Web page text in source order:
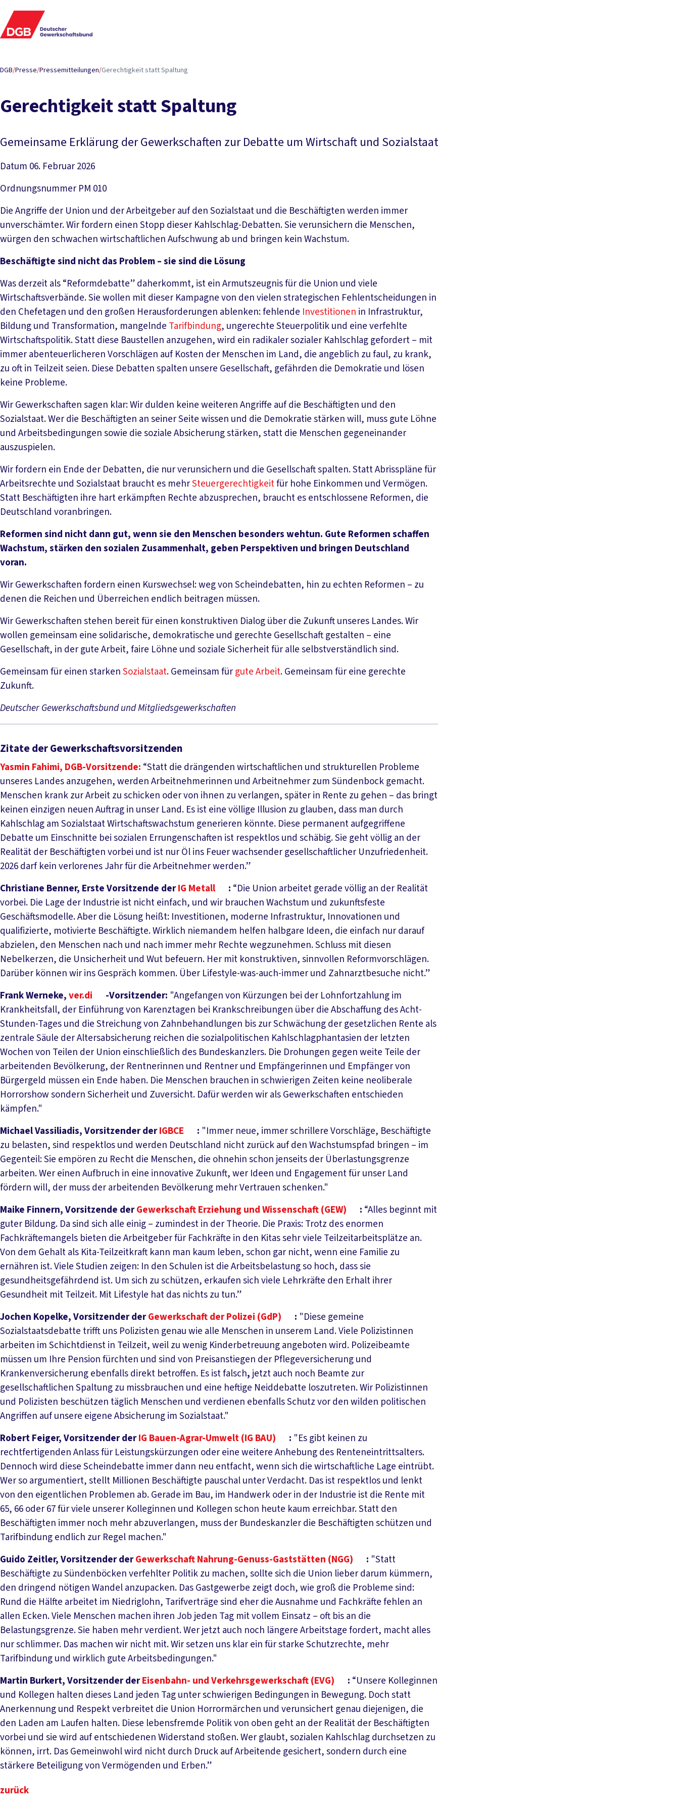
DGB/Presse/Pressemitteilungen/Gerechtigkeit statt Spaltung
Gerechtigkeit statt Spaltung
Gemeinsame Erklärung der Gewerkschaften zur Debatte um Wirtschaft und Sozialstaat
Datum 06. Februar 2026
Ordnungsnummer PM 010
Die Angriffe der Union und der Arbeitgeber auf den Sozialstaat und die Beschäftigten werden immer
unverschämter. Wir fordern einen Stopp dieser Kahlschlag-Debatten. Sie verunsichern die Menschen,
würgen den schwachen wirtschaftlichen Aufschwung ab und bringen kein Wachstum.
Beschäftigte sind nicht das Problem – sie sind die Lösung
Was derzeit als “Reformdebatte” daherkommt, ist ein Armutszeugnis für die Union und viele
Wirtschaftsverbände. Sie wollen mit dieser Kampagne von den vielen strategischen Fehlentscheidungen in
den Chefetagen und den großen Herausforderungen ablenken: fehlende Investitionen in Infrastruktur,
Bildung und Transformation, mangelnde Tarifbindung, ungerechte Steuerpolitik und eine verfehlte
Wirtschaftspolitik. Statt diese Baustellen anzugehen, wird ein radikaler sozialer Kahlschlag gefordert – mit
immer abenteuerlicheren Vorschlägen auf Kosten der Menschen im Land, die angeblich zu faul, zu krank,
zu oft in Teilzeit seien. Diese Debatten spalten unsere Gesellschaft, gefährden die Demokratie und lösen
keine Probleme.
Wir Gewerkschaften sagen klar: Wir dulden keine weiteren Angriffe auf die Beschäftigten und den
Sozialstaat. Wer die Beschäftigten an seiner Seite wissen und die Demokratie stärken will, muss gute Löhne
und Arbeitsbedingungen sowie die soziale Absicherung stärken, statt die Menschen gegeneinander
auszuspielen.
Wir fordern ein Ende der Debatten, die nur verunsichern und die Gesellschaft spalten. Statt Abrisspläne für
Arbeitsrechte und Sozialstaat braucht es mehrSteuergerechtigkeitfür hohe Einkommen und Vermögen.
Statt Beschäftigten ihre hart erkämpften Rechte abzusprechen, braucht es entschlossene Reformen, die
Deutschland voranbringen.
Reformen sind nicht dann gut, wenn sie den Menschen besonders wehtun. Gute Reformen schaffen
Wachstum, stärken den sozialen Zusammenhalt, geben Perspektiven und bringen Deutschland
voran.
Wir Gewerkschaften fordern einen Kurswechsel: weg von Scheindebatten, hin zu echten Reformen – zu
denen die Reichen und Überreichen endlich beitragen müssen.
Wir Gewerkschaften stehen bereit für einen konstruktiven Dialog über die Zukunft unseres Landes. Wir
wollen gemeinsam eine solidarische, demokratische und gerechte Gesellschaft gestalten – eine
Gesellschaft, in der gute Arbeit, faire Löhne und soziale Sicherheit für alle selbstverständlich sind.
Gemeinsam für einen starkenSozialstaat. Gemeinsam fürgute Arbeit. Gemeinsam für eine gerechte
Zukunft.
Deutscher Gewerkschaftsbund und Mitgliedsgewerkschaften
Zitate der Gewerkschaftsvorsitzenden
Yasmin Fahimi, DGB-Vorsitzende: “Statt die drängenden wirtschaftlichen und strukturellen Probleme
unseres Landes anzugehen, werden Arbeitnehmerinnen und Arbeitnehmer zum Sündenbock gemacht.
Menschen krank zur Arbeit zu schicken oder von ihnen zu verlangen, später in Rente zu gehen – das bringt
keinen einzigen neuen Auftrag in unser Land. Es ist eine völlige Illusion zu glauben, dass man durch
Kahlschlag am Sozialstaat Wirtschaftswachstum generieren könnte. Diese permanent aufgegriffene
Debatte um Einschnitte bei sozialen Errungenschaften ist respektlos und schäbig. Sie geht völlig an der
Realität der Beschäftigten vorbei und ist nur Öl ins Feuer wachsender gesellschaftlicher Unzufriedenheit.
2026 darf kein verlorenes Jahr für die Arbeitnehmer werden.”
Christiane Benner, Erste Vorsitzende derIG Metall : “Die Union arbeitet gerade völlig an der Realität
vorbei. Die Lage der Industrie ist nicht einfach, und wir brauchen Wachstum und zukunftsfeste
Geschäftsmodelle. Aber die Lösung heißt: Investitionen, moderne Infrastruktur, Innovationen und
qualifizierte, motivierte Beschäftigte. Wirklich niemandem helfen halbgare Ideen, die einfach nur darauf
abzielen, den Menschen nach und nach immer mehr Rechte wegzunehmen. Schluss mit diesen
Nebelkerzen, die Unsicherheit und Wut befeuern. Her mit konstruktiven, sinnvollen Reformvorschlägen.
Darüber können wir ins Gespräch kommen. Über Lifestyle-was-auch-immer und Zahnarztbesuche nicht.”
Frank Werneke,ver.di -Vorsitzender: "Angefangen von Kürzungen bei der Lohnfortzahlung im
Krankheitsfall, der Einführung von Karenztagen bei Krankschreibungen über die Abschaffung des Acht-
Stunden-Tages und die Streichung von Zahnbehandlungen bis zur Schwächung der gesetzlichen Rente als
zentrale Säule der Altersabsicherung reichen die sozialpolitischen Kahlschlagphantasien der letzten
Wochen von Teilen der Union einschließlich des Bundeskanzlers. Die Drohungen gegen weite Teile der
arbeitenden Bevölkerung, der Rentnerinnen und Rentner und Empfängerinnen und Empfänger von
Bürgergeld müssen ein Ende haben. Die Menschen brauchen in schwierigen Zeiten keine neoliberale
Horrorshow sondern Sicherheit und Zuversicht. Dafür werden wir als Gewerkschaften entschieden
kämpfen."
Michael Vassiliadis, Vorsitzender derIGBCE : "Immer neue, immer schrillere Vorschläge, Beschäftigte
zu belasten, sind respektlos und werden Deutschland nicht zurück auf den Wachstumspfad bringen – im
Gegenteil: Sie empören zu Recht die Menschen, die ohnehin schon jenseits der Überlastungsgrenze
arbeiten. Wer einen Aufbruch in eine innovative Zukunft, wer Ideen und Engagement für unser Land
fördern will, der muss der arbeitenden Bevölkerung mehr Vertrauen schenken."
Maike Finnern, Vorsitzende derGewerkschaft Erziehung und Wissenschaft (GEW) : “Alles beginnt mit
guter Bildung. Da sind sich alle einig – zumindest in der Theorie. Die Praxis: Trotz des enormen
Fachkräftemangels bieten die Arbeitgeber für Fachkräfte in den Kitas sehr viele Teilzeitarbeitsplätze an.
Von dem Gehalt als Kita-Teilzeitkraft kann man kaum leben, schon gar nicht, wenn eine Familie zu
ernähren ist. Viele Studien zeigen: In den Schulen ist die Arbeitsbelastung so hoch, dass sie
gesundheitsgefährdend ist. Um sich zu schützen, erkaufen sich viele Lehrkräfte den Erhalt ihrer
Gesundheit mit Teilzeit. Mit Lifestyle hat das nichts zu tun.”
Jochen Kopelke, Vorsitzender derGewerkschaft der Polizei (GdP) : "Diese gemeine
Sozialstaatsdebatte trifft uns Polizisten genau wie alle Menschen in unserem Land. Viele Polizistinnen
arbeiten im Schichtdienst in Teilzeit, weil zu wenig Kinderbetreuung angeboten wird. Polizeibeamte
müssen um Ihre Pension fürchten und sind von Preisanstiegen der Pflegeversicherung und
Krankenversicherung ebenfalls direkt betroffen. Es ist falsch,jetzt auch noch Beamte zur
gesellschaftlichen Spaltung zu missbrauchen und eine heftige Neiddebatte loszutreten. Wir Polizistinnen
und Polizisten beschützen täglich Menschen und verdienen ebenfalls Schutz vor den wilden politischen
Angriffen auf unsere eigene Absicherung im Sozialstaat."
Robert Feiger, Vorsitzender derIG Bauen-Agrar-Umwelt (IG BAU) : "Es gibt keinen zu
rechtfertigenden Anlass für Leistungskürzungen oder eine weitere Anhebung des Renteneintrittsalters.
Dennoch wird diese Scheindebatte immer dann neu entfacht, wenn sich die wirtschaftliche Lage eintrübt.
Wer so argumentiert, stellt Millionen Beschäftigte pauschal unter Verdacht. Das ist respektlos und lenkt
von den eigentlichen Problemen ab. Gerade im Bau, im Handwerk oder in der Industrie ist die Rente mit
65, 66 oder 67 für viele unserer Kolleginnen und Kollegen schon heute kaum erreichbar. Statt den
Beschäftigten immer noch mehr abzuverlangen, muss der Bundeskanzler die Beschäftigten schützen und
Tarifbindung endlich zur Regel machen."
Guido Zeitler, Vorsitzender derGewerkschaft Nahrung-Genuss-Gaststätten (NGG) : "Statt
Beschäftigte zu Sündenböcken verfehlter Politik zu machen, sollte sich die Union lieber darum kümmern,
den dringend nötigen Wandel anzupacken. Das Gastgewerbe zeigt doch, wie groß die Probleme sind:
Rund die Hälfte arbeitet im Niedriglohn, Tarifverträge sind eher die Ausnahme und Fachkräfte fehlen an
allen Ecken. Viele Menschen machen ihren Job jeden Tag mit vollem Einsatz – oft bis an die
Belastungsgrenze. Sie haben mehr verdient. Wer jetzt auch noch längere Arbeitstage fordert, macht alles
nur schlimmer. Das machen wir nicht mit. Wir setzen uns klar ein für starke Schutzrechte, mehr
Tarifbindung und wirklich gute Arbeitsbedingungen."
Martin Burkert, Vorsitzender derEisenbahn- und Verkehrsgewerkschaft (EVG) : “Unsere Kolleginnen
und Kollegen halten dieses Land jeden Tag unter schwierigen Bedingungen in Bewegung. Doch statt
Anerkennung und Respekt verbreitet die Union Horrormärchen und verunsichert genau diejenigen, die
den Laden am Laufen halten. Diese lebensfremde Politik von oben geht an der Realität der Beschäftigten
vorbei und sie wird auf entschiedenen Widerstand stoßen. Wer glaubt, sozialen Kahlschlag durchsetzen zu
können, irrt. Das Gemeinwohl wird nicht durch Druck auf Arbeitende gesichert, sondern durch eine
stärkere Beteiligung von Vermögenden und Erben.”
zurück